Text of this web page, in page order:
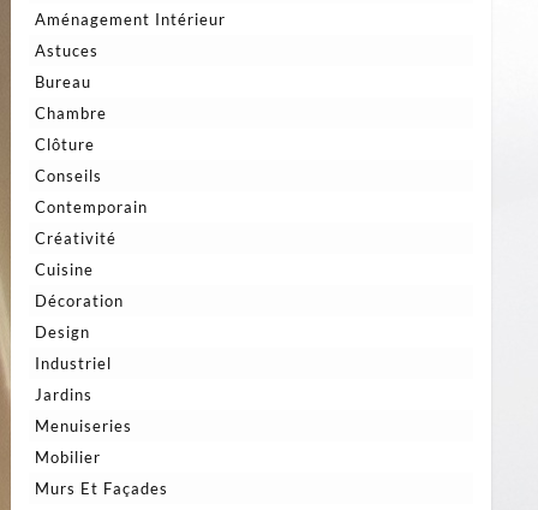
Aménagement Intérieur
Astuces
Bureau
Chambre
Clôture
Conseils
Contemporain
Créativité
Cuisine
Décoration
Design
Industriel
Jardins
Menuiseries
Mobilier
Murs Et Façades